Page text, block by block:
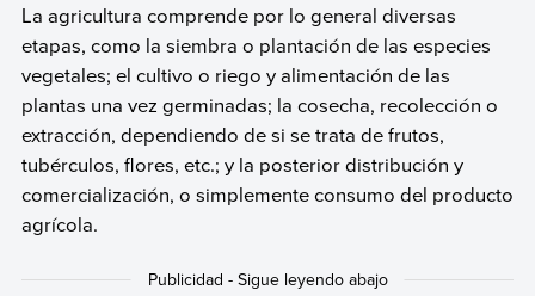
La agricultura comprende por lo general diversas
etapas, como la siembra o plantación de las especies
vegetales; el cultivo o riego y alimentación de las
plantas una vez germinadas; la cosecha, recolección o
extracción, dependiendo de si se trata de frutos,
tubérculos, flores, etc.; y la posterior distribución y
comercialización, o simplemente consumo del producto
agrícola.